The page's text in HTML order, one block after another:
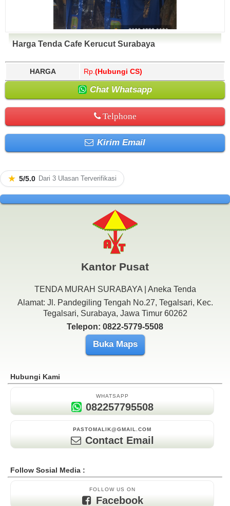
Harga Tenda Cafe Kerucut Surabaya
HARGA Rp. (Hubungi CS)
Chat Whatsapp
Telphone
Kirim Email
★ 5/5.0 Dari 3 Ulasan Terverifikasi
Kantor Pusat
TENDA MURAH SURABAYA | Aneka Tenda
Alamat: Jl. Pandegiling Tengah No.27, Tegalsari, Kec.
Tegalsari, Surabaya, Jawa Timur 60262
Telepon: 0822-5779-5508
Buka Maps
Hubungi Kami
WHATSAPP
082257795508
PASTOMALIK@GMAIL.COM
Contact Email
Follow Sosial Media :
FOLLOW US ON
Facebook